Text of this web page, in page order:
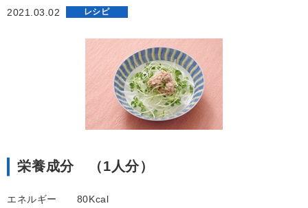
2021.03.02 レシピ
栄養成分 （1人分）
エネルギー 80Kcal